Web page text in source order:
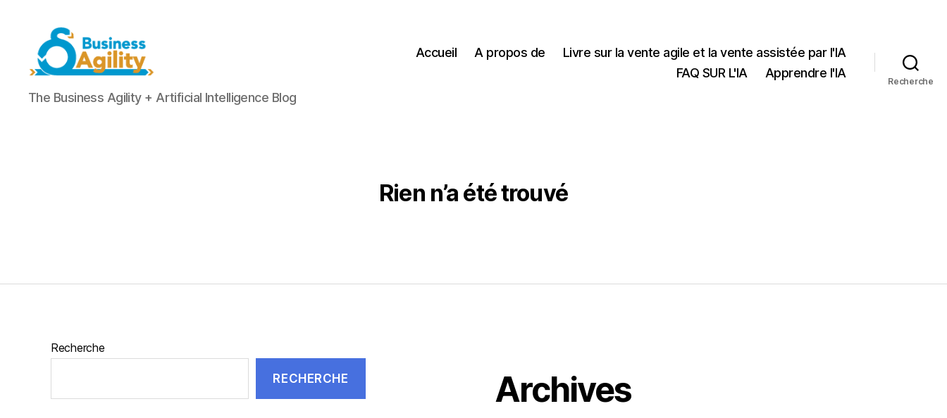
Business
Agility+AI
The Business Agility + Artificial Intelligence Blog
Accueil A propos de
Livre sur la vente agile et la vente assistée par l'IA
FAQ SUR L'IA
Apprendre l'IA
Recherche
Rien n’a été trouvé
Recherche
RECHERCHE Archives